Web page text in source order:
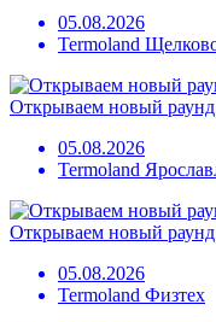
05.08.2026
Termoland
Открываем новый
05.08.2026
Termoland
Открываем новый
05.08.2026
Termoland Физтех